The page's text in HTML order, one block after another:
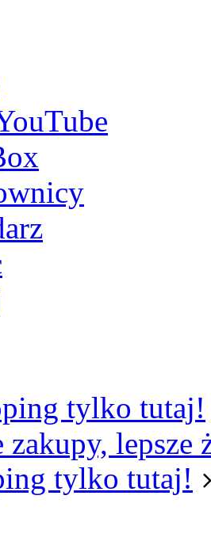
zakupy, lepsze
tylko tutaj!